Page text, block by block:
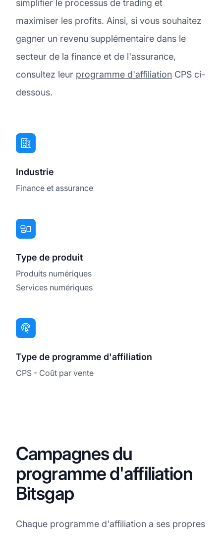
simplifier le processus de trading et
maximiser les profits. Ainsi, si vous souhaitez
gagner un revenu supplémentaire dans le
secteur de la finance et de l'assurance,
consultez leur programme d'affiliation CPS ci-
dessous.
Industrie
Finance et assurance
Type de produit
Produits numériques
Services numériques
Type de programme d'affiliation
CPS - Coût par vente
Campagnes du
programme d'affiliation
Bitsgap
Chaque programme d'affiliation a ses propres